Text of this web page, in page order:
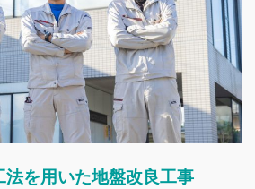
を用いた地盤改良工事